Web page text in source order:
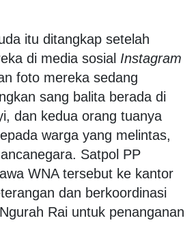
itu ditangkap setelah
di media sosial Instagram
foto mereka sedang
sang balita berada di
dan kedua orang tuanya
warga yang melintas,
Satpol PP
WNA tersebut ke kantor
dan berkoordinasi
Rai untuk penanganan